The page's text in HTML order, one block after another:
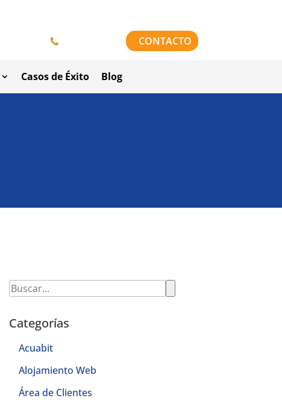
CONTACTO
Casos de Éxito Blog
Categorías
Acuabit
Alojamiento Web
Área de Clientes